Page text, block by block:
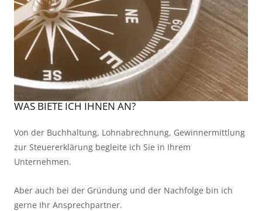
WAS BIETE ICH IHNEN AN?
Von der Buchhaltung, Lohnabrechnung, Gewinnermittlung
zur Steuererklärung begleite ich Sie in Ihrem
Unternehmen.
Aber auch bei der Gründung und der Nachfolge bin ich
gerne Ihr Ansprechpartner.